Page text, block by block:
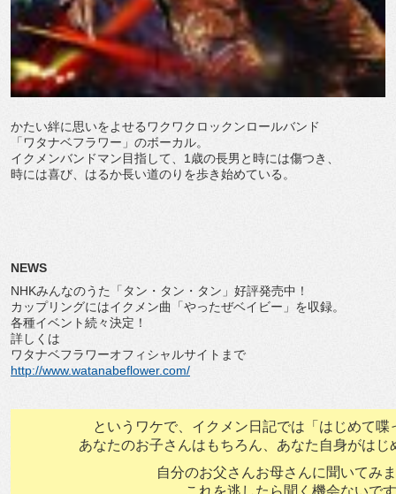
かたい絆に思いをよせるワクワクロックンロールバンド
「ワタナベフラワー」のボーカル。
イクメンバンドマン目指して、1歳の長男と時には傷つき、
時には喜び、はるか長い道のりを歩き始めている。
NEWS
NHKみんなのうた「タン・タン・タン」好評発売中！
カップリングにはイクメン曲「やったぜベイビー」を収録。
各種イベント続々決定！
詳しくは
ワタナベフラワーオフィシャルサイトまで
http://www.watanabeflower.com/
というワケで、イクメン日記では「はじめて喋
あなたのお子さんはもちろん、あなた自身がはじ
自分のお父さんお母さんに聞いてみ
これを逃したら聞く機会ないで